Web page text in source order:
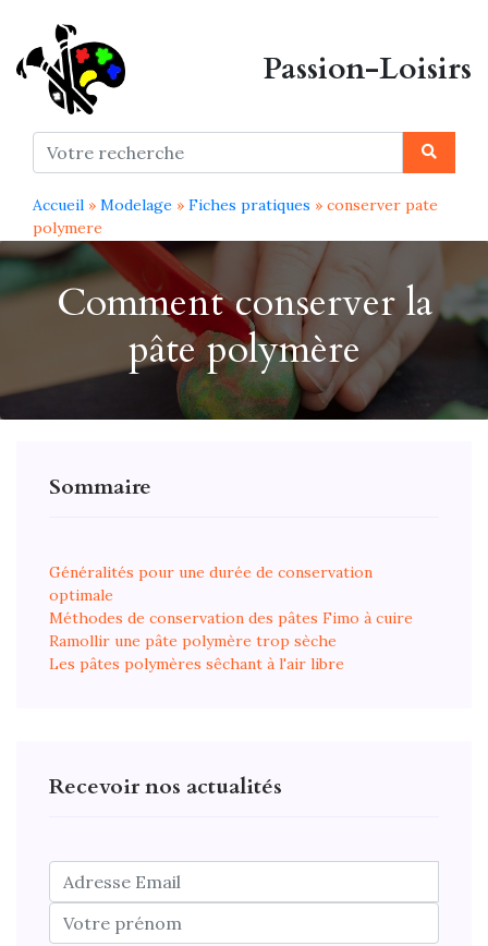
Passion-Loisirs
Comment conserver la
pâte polymère
Sommaire
Généralités pour une durée de conservation
optimale
Méthodes de conservation des pâtes Fimo à cuire
Ramollir une pâte polymère trop sèche
Les pâtes polymères sêchant à l'air libre
Recevoir nos actualités
Accueil » Modelage » Fiches pratiques » conserver pate
polymere